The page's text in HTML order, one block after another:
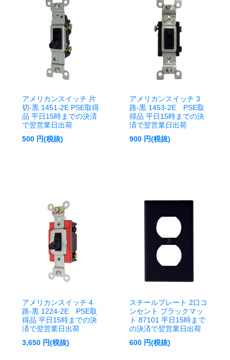
アメリカンスイッチ 片
切-黒 1451-2E PSE取得
品 平日15時までの決済
で翌営業日出荷
500 円(税抜)
アメリカンスイッチ 3
路-黒 1453-2E PSE取
得品 平日15時までの決
済で翌営業日出荷
900 円(税抜)
アメリカンスイッチ 4
路-黒 1224-2E PSE取
得品 平日15時までの決
済で翌営業日出荷
3,650 円(税抜)
スチールプレート 2口コ
ンセント ブラックマッ
ト 87101 平日15時まで
の決済で翌営業日出荷
600 円(税抜)